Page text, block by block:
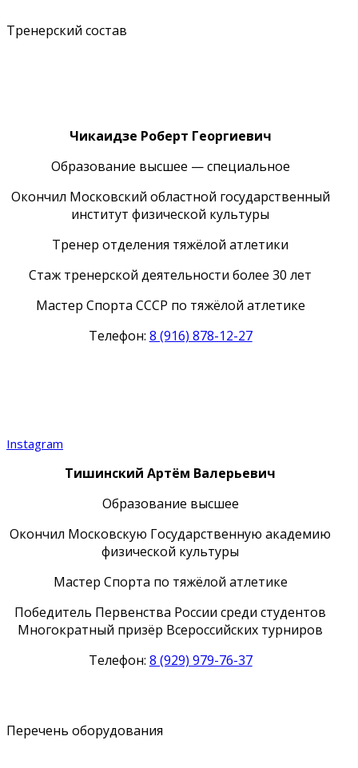
Тренерский состав
Чикаидзе Роберт Георгиевич
Образование высшее — специальное
Окончил Московский областной государственный
институт физической культуры
Тренер отделения тяжёлой атлетики
Стаж тренерской деятельности более 30 лет
Мастер Спорта СССР по тяжёлой атлетике
Телефон: 8 (916) 878-12-27
Instagram
ТишинскийАртём Валерьевич
Образование высшее
Окончил Московскую Государственную академию
физической культуры
Мастер Спорта по тяжёлой атлетике
Победитель Первенства России среди студентов
Многократный призёр Всероссийских турниров
Телефон: 8 (929) 979-76-37
Перечень оборудования